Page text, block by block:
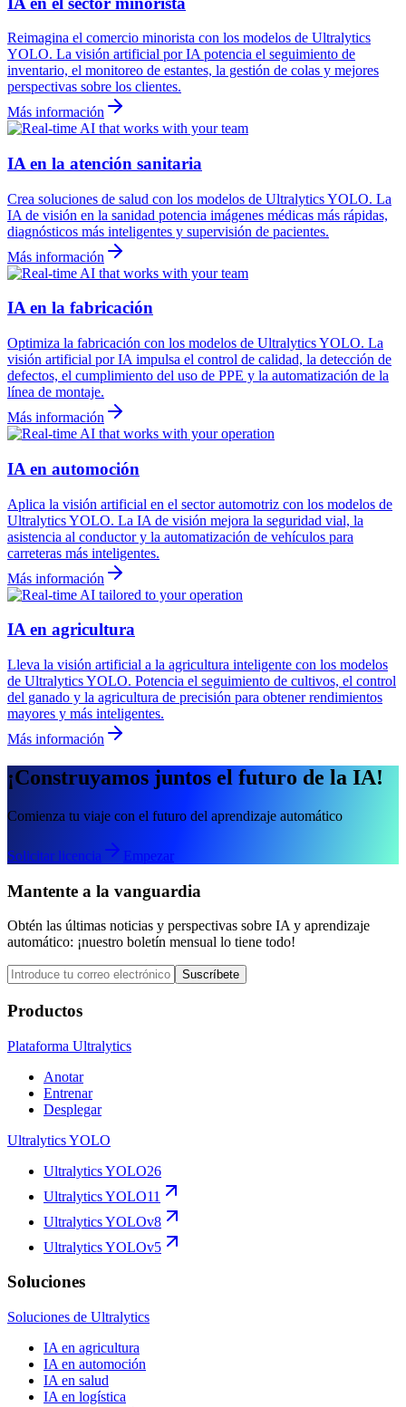
Reimagina el comercio minorista con los modelos de Ultralytics
YOLO. La visión artificial por IA potencia el seguimiento de
inventario, el monitoreo de estantes, la gestión de colas y mejores
perspectivas sobre los clientes.
Más información
IA en la atención sanitaria
Crea soluciones de salud con los modelos de Ultralytics YOLO. La
IA de visión en la sanidad potencia imágenes médicas más rápidas,
diagnósticos más inteligentes y supervisión de pacientes.
Más información
IA en la fabricación
Optimiza la fabricación con los modelos de Ultralytics YOLO. La
visión artificial por IA impulsa el control de calidad, la detección de
defectos, el cumplimiento del uso de PPE y la automatización de la
línea de montaje.
Más información
IA en automoción
Aplica la visión artificial en el sector automotriz con los modelos de
Ultralytics YOLO. La IA de visión mejora la seguridad vial, la
asistencia al conductor y la automatización de vehículos para
carreteras más inteligentes.
Más información
IA en agricultura
Lleva la visión artificial a la agricultura inteligente con los modelos
de Ultralytics YOLO. Potencia el seguimiento de cultivos, el control
del ganado y la agricultura de precisión para obtener rendimientos
mayores y más inteligentes.
Más información
¡Construyamos juntos el futuro de la IA!
Comienza tu viaje con el futuro del aprendizaje automático
Solicitar licencia Empezar
Mantente a la vanguardia
Obtén las últimas noticias y perspectivas sobre IA y aprendizaje
automático: ¡nuestro boletín mensual lo tiene todo!
Suscríbete
Productos
Plataforma Ultralytics
Anotar
Entrenar
Desplegar
Ultralytics YOLO
Ultralytics YOLO26
Ultralytics YOLO11
Ultralytics YOLOv8
Ultralytics YOLOv5
Soluciones
Soluciones de Ultralytics
IA en agricultura
IA en automoción
IA en salud
IA en logística